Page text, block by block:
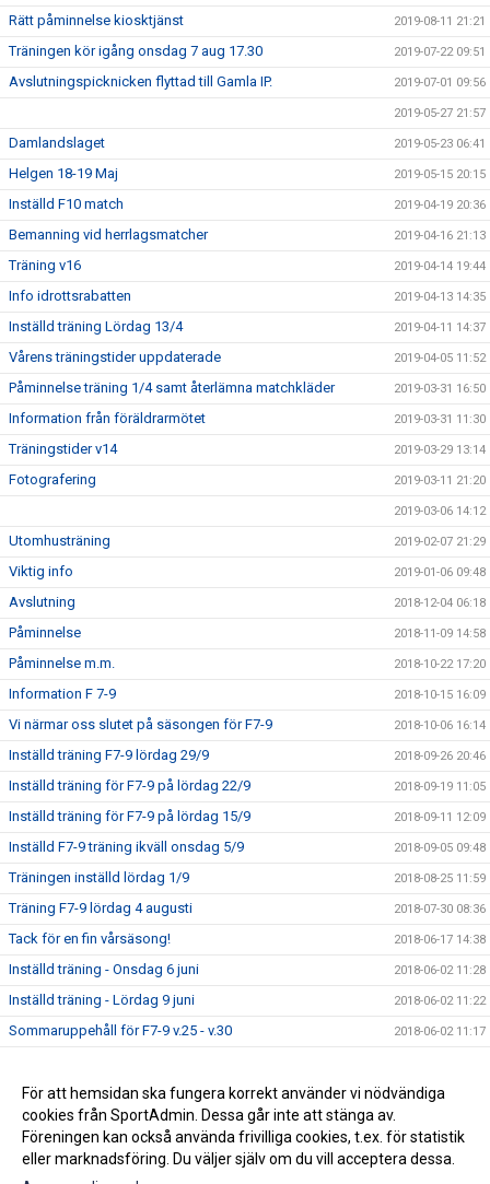
Rätt påminnelse kiosktjänst 2019-08-11 21:21
Träningen kör igång onsdag 7 aug 17.30 2019-07-22 09:51
Avslutningspicknicken flyttad till Gamla IP. 2019-07-01 09:56
2019-05-27 21:57
Damlandslaget 2019-05-23 06:41
Helgen 18-19 Maj 2019-05-15 20:15
Inställd F10 match 2019-04-19 20:36
Bemanning vid herrlagsmatcher 2019-04-16 21:13
Träning v16 2019-04-14 19:44
Info idrottsrabatten 2019-04-13 14:35
Inställd träning Lördag 13/4 2019-04-11 14:37
Vårens träningstider uppdaterade 2019-04-05 11:52
Påminnelse träning 1/4 samt återlämna matchkläder 2019-03-31 16:50
Information från föräldrarmötet 2019-03-31 11:30
Träningstider v14 2019-03-29 13:14
Fotografering 2019-03-11 21:20
2019-03-06 14:12
Utomhusträning 2019-02-07 21:29
Viktig info 2019-01-06 09:48
Avslutning 2018-12-04 06:18
Påminnelse 2018-11-09 14:58
Påminnelse m.m. 2018-10-22 17:20
Information F 7-9 2018-10-15 16:09
Vi närmar oss slutet på säsongen för F7-9 2018-10-06 16:14
Inställd träning F7-9 lördag 29/9 2018-09-26 20:46
Inställd träning för F7-9 på lördag 22/9 2018-09-19 11:05
Inställd träning för F7-9 på lördag 15/9 2018-09-11 12:09
Inställd F7-9 träning ikväll onsdag 5/9 2018-09-05 09:48
Träningen inställd lördag 1/9 2018-08-25 11:59
Träning F7-9 lördag 4 augusti 2018-07-30 08:36
Tack för en fin vårsäsong! 2018-06-17 14:38
Inställd träning - Onsdag 6 juni 2018-06-02 11:28
Inställd träning - Lördag 9 juni 2018-06-02 11:22
Sommaruppehåll för F7-9 v.25 - v.30 2018-06-02 11:17
Seriepremiären för F9 avklarad 2018-04-16 08:01
Kalendern uppdaterad med träningstider 2018-04-05 21:23
För att hemsidan ska fungera korrekt använder vi nödvändiga
cookies från SportAdmin. Dessa går inte att stänga av.
Föreningen kan också använda frivilliga cookies, t.ex. för statistik
eller marknadsföring. Du väljer själv om du vill acceptera dessa.